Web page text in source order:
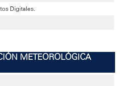
Digitales.
METEOROLÓGICA